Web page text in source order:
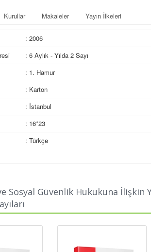
Kurullar Makaleler Yayın İlkeleri
: 2006
: 6 Aylık - Yılda 2 Sayı
: 1. Hamur
: Karton
: İstanbul
: 16*23
: Türkçe
Sosyal Güvenlik Hukukuna İlişkin